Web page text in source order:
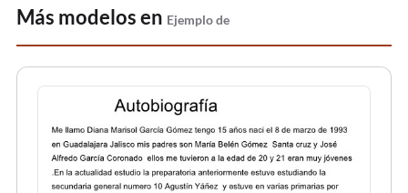
Más modelos en Ejemplo de